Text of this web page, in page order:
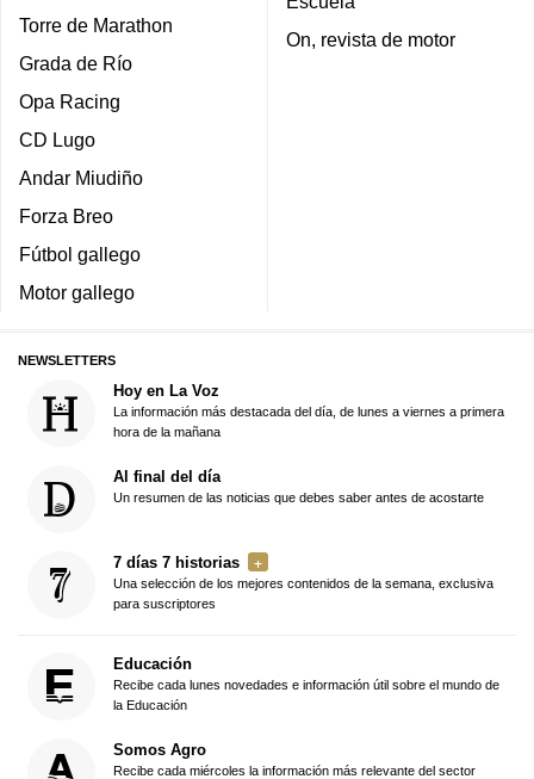
Torre de Marathon
Grada de Río
Opa Racing
CD Lugo
Andar Miudiño
Forza Breo
Fútbol gallego
Motor gallego
On, revista de motor
NEWSLETTERS
Hoy en La Voz
La información más destacada del día, de lunes a viernes a primera
hora de la mañana
Al final del día
Un resumen de las noticias que debes saber antes de acostarte
7 días 7 historias
Una selección de los mejores contenidos de la semana, exclusiva
para suscriptores
Educación
Recibe cada lunes novedades e información útil sobre el mundo de
la Educación
Somos Agro
Recibe cada miércoles la información más relevante del sector